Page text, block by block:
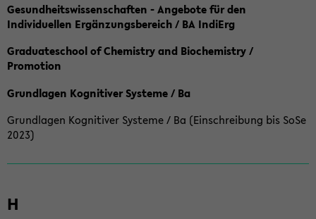
Gesundheitswissenschaften - Angebote für den
Individuellen Ergänzungsbereich / BA IndiErg
Graduateschool of Chemistry and Biochemistry /
Promotion
Grundlagen Kognitiver Systeme / Ba
Grundlagen Kognitiver Systeme / Ba (Einschreibung bis SoSe
2023)
H